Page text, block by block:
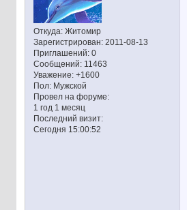
Откуда:Житомир
Зарегистрирован: 2011-08-13
Приглашений:0
Сообщений:11463
Уважение: +1600
Пол:Мужской
Провел на форуме:
1 год 1 месяц
Последний визит:
Сегодня 15:00:52